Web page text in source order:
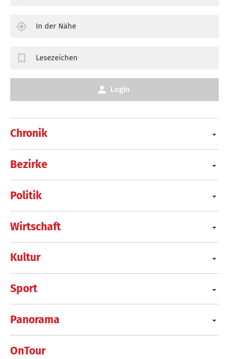
Chronik
Bezirke
Politik
Wirtschaft
Kultur
Sport
Panorama
OnTour
In der Nähe
Lesezeichen
Login